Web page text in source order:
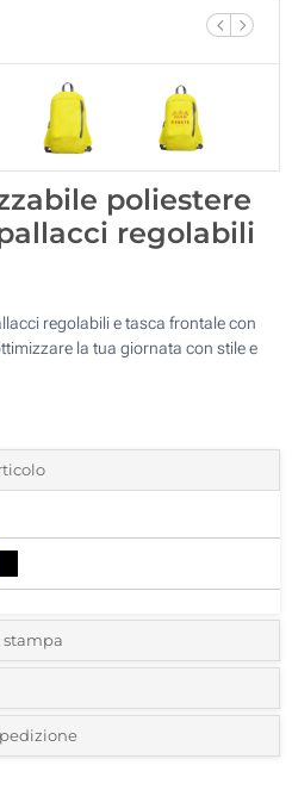
poliestere
regolabili
regolabili e tasca frontale con
la tua giornata con stile e
stampa
e il colore del vostro logo: